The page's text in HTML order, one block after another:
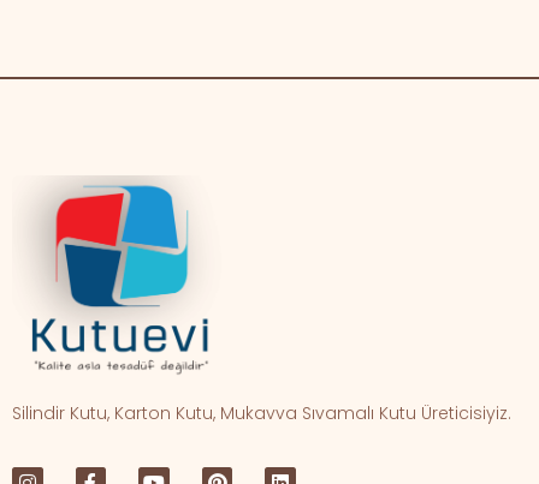
Silindir Kutu, Karton Kutu, Mukavva Sıvamalı Kutu Üreticisiyiz.